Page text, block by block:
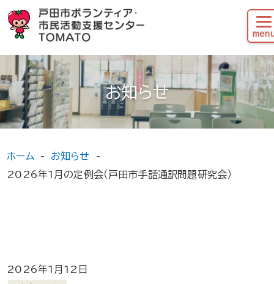
お知らせ
ホーム
お知らせ
2026年1月の定例会（戸田市手話通訳問題研究会）
2026年1月12日